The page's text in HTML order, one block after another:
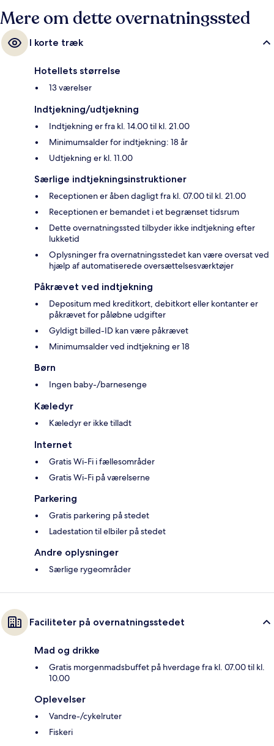
Mere om dette overnatningssted
I korte træk
Hotellets størrelse
13 værelser
Indtjekning/udtjekning
Indtjekning er fra kl. 14.00 til kl. 21.00
Minimumsalder for indtjekning: 18 år
Udtjekning er kl. 11.00
Særlige indtjekningsinstruktioner
Receptionen er åben dagligt fra kl. 07.00 til kl. 21.00
Receptionen er bemandet i et begrænset tidsrum
Dette overnatningssted tilbyder ikke indtjekning efter
lukketid
Oplysninger fra overnatningsstedet kan være oversat ved
hjælp af automatiserede oversættelsesværktøjer
Påkrævet ved indtjekning
Depositum med kreditkort, debitkort eller kontanter er
påkrævet for påløbne udgifter
Gyldigt billed-ID kan være påkrævet
Minimumsalder ved indtjekning er 18
Børn
Ingen baby-/barnesenge
Kæledyr
Kæledyr er ikke tilladt
Internet
Gratis Wi-Fi i fællesområder
Gratis Wi-Fi på værelserne
Parkering
Gratis parkering på stedet
Ladestation til elbiler på stedet
Andre oplysninger
Særlige rygeområder
Faciliteter på overnatningsstedet
Mad og drikke
Gratis morgenmadsbuffet på hverdage fra kl. 07.00 til kl.
10.00
Oplevelser
Vandre-/cykelruter
Fiskeri